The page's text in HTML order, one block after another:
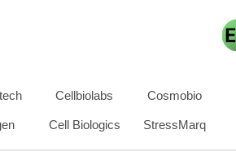
Cellbiolabs Cosmobio
Cell Biologics StressMarq